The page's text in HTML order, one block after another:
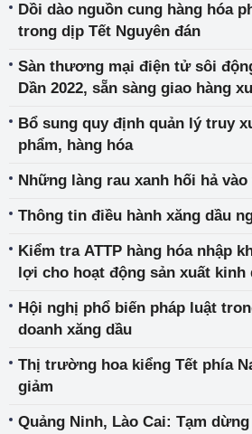
Dồi dào nguồn cung hàng hóa
trong dịp Tết Nguyên đán
Sàn thương mại điện tử sôi
Dần 2022, sẵn sàng giao hàng
Bổ sung quy định quản lý truy
phẩm, hàng hóa
Những làng rau xanh hối hả vào
Thông tin điều hành xăng dầu
Kiểm tra ATTP hàng hóa nhập
lợi cho hoạt động sản xuất kinh
Hội nghị phổ biến pháp luật
doanh xăng dầu
Thị trường hoa kiểng Tết phía
giảm
Quảng Ninh, Lào Cai: Tạm